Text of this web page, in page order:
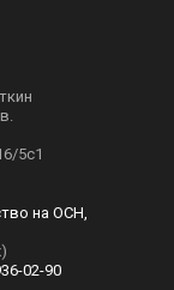
5с1
на ОСН,
02-90